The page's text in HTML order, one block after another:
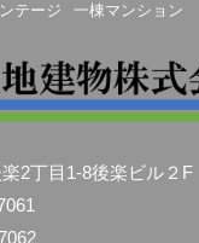
テージ 一棟マンション
2丁目1-8後楽ビル２F